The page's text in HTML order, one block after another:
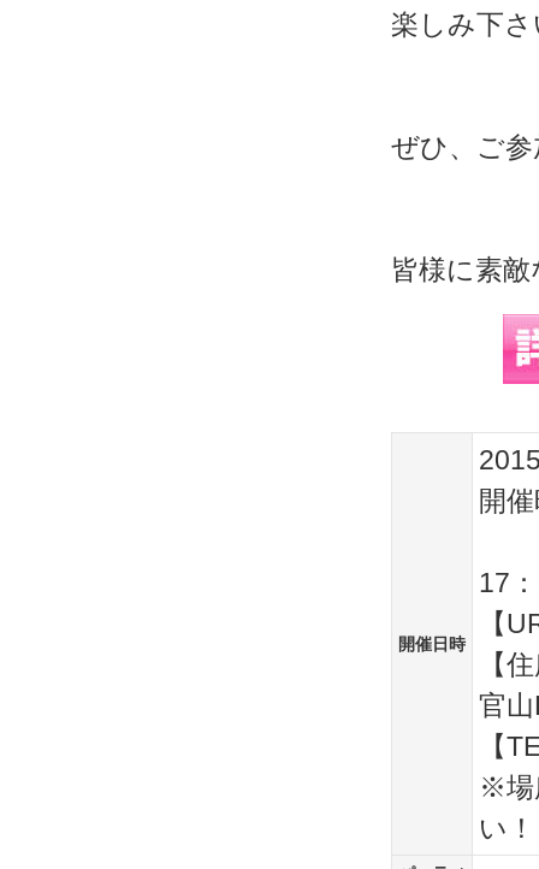
楽しみ下
ぜひ、ご
皆様に素
開催日時
開
17
【
【
官
【
※場
い